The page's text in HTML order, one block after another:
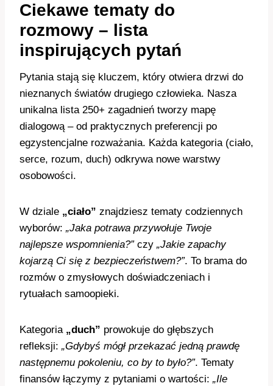
Ciekawe tematy do
rozmowy – lista
inspirujących pytań
Pytania stają się kluczem, który otwiera drzwi do
nieznanych światów drugiego człowieka. Nasza
unikalna lista 250+ zagadnień tworzy mapę
dialogową – od praktycznych preferencji po
egzystencjalne rozważania. Każda kategoria (ciało,
serce, rozum, duch) odkrywa nowe warstwy
osobowości.
W dziale „ciało” znajdziesz tematy codziennych
wyborów: „Jaka potrawa przywołuje Twoje
najlepsze wspomnienia?”czy „Jakie zapachy
kojarzą Ci się z bezpieczeństwem?”. To brama do
rozmów o zmysłowych doświadczeniach i
rytuałach samoopieki.
Kategoria „duch” prowokuje do głębszych
refleksji: „Gdybyś mógł przekazać jedną prawdę
następnemu pokoleniu, co by to było?”. Tematy
finansów łączymy z pytaniami o wartości: „Ile